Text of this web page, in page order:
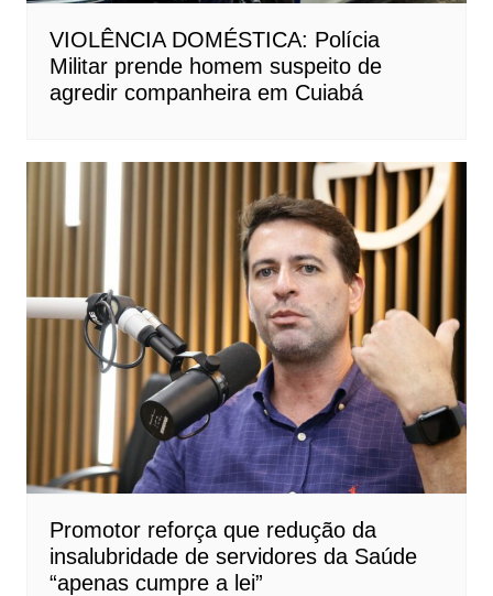
VIOLÊNCIA DOMÉSTICA: Polícia
Militar prende homem suspeito de
agredir companheira em Cuiabá
Promotor reforça que redução da
insalubridade de servidores da Saúde
“apenas cumpre a lei”